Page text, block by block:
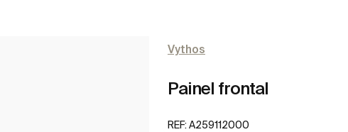
Vythos
Painel frontal
REF: A259112000